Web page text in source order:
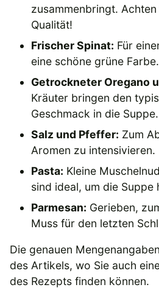
zusammenbringt.
Qualität!
Frischer Spinat: Für
eine schöne grüne Farbe.
Getrockneter Oregano
Kräuter bringen den
Geschmack in die Suppe.
Salz und Pfeffer: Zum
Aromen zu intensivieren.
Pasta: Kleine
sind ideal, um die Suppe
Parmesan: Gerieben,
Muss für den letzten
Die genauen
des Artikels, wo Sie auch
des Rezepts finden können.